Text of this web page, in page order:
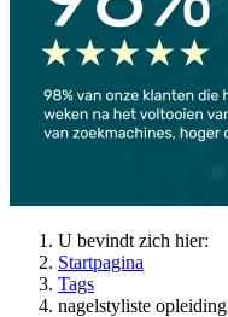
U bevindt zich hier:
Startpagina
Tags
nagelstyliste opleiding